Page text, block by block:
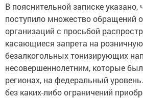
В пояснительной записке
поступило множество обращений
организаций с просьбой
касающиеся запрета на
безалкогольных тонизирующих
несовершеннолетним, которые
регионах, на федеральный
без каких-либо ограничений